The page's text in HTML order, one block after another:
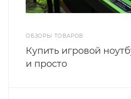
ОБЗОРЫ ТОВАРОВ
Купить игровой
и просто